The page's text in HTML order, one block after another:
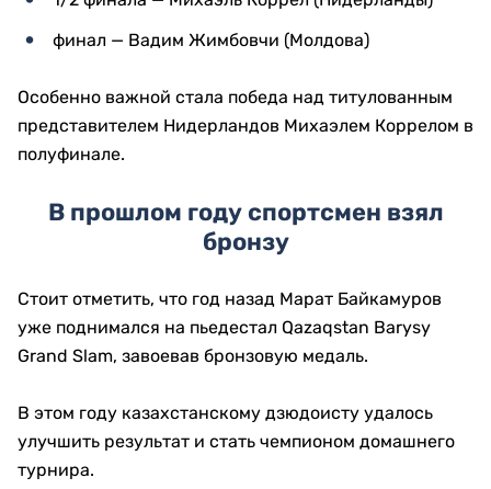
финал — Вадим Жимбовчи (Молдова)
Особенно важной стала победа над титулованным
представителем Нидерландов Михаэлем Коррелом в
полуфинале.
В прошлом году спортсмен взял
бронзу
Стоит отметить, что год назад Марат Байкамуров
уже поднимался на пьедестал Qazaqstan Barysy
Grand Slam, завоевав бронзовую медаль.
В этом году казахстанскому дзюдоисту удалось
улучшить результат и стать чемпионом домашнего
турнира.